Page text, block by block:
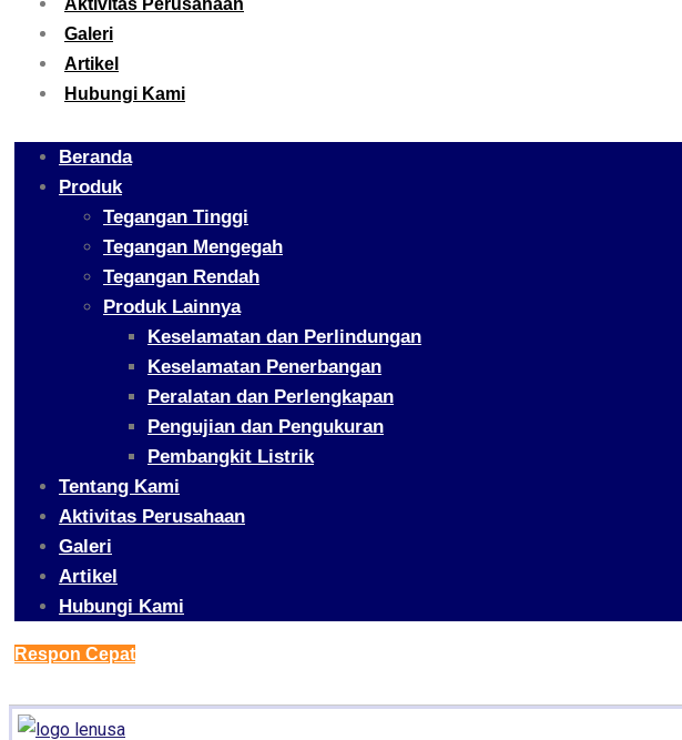
Aktivitas Perusahaan
Galeri
Artikel
Hubungi Kami
Beranda
Produk
Tegangan Tinggi
Tegangan Mengegah
Tegangan Rendah
Produk Lainnya
Keselamatan dan Perlindungan
Keselamatan Penerbangan
Peralatan dan Perlengkapan
Pengujian dan Pengukuran
Pembangkit Listrik
Tentang Kami
Aktivitas Perusahaan
Galeri
Artikel
Hubungi Kami
Respon Cepat